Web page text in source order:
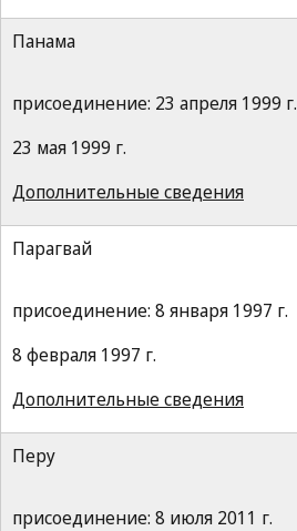
Панама
присоединение: 23 апреля 1999 г.
23 мая 1999 г.
Дополнительные сведения
Парагвай
присоединение: 8 января 1997 г.
8 февраля 1997 г.
Дополнительные сведения
Перу
присоединение: 8 июля 2011 г.